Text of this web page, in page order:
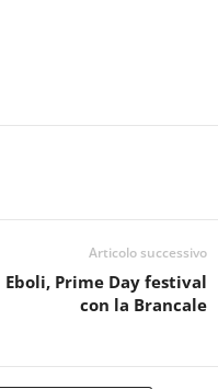
Articolo successivo
Eboli, Prime Day festival
con la Brancale